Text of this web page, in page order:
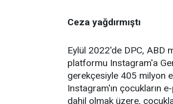
Ceza yağdırmıştı
Eylül 2022'de DPC, ABD
platformu Instagram'a
gerekçesiyle 405 milyon
Instagram'ın çocukların
dahil olmak üzere,